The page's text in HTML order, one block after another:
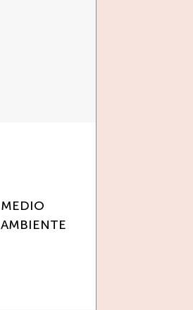
MEDIO
AMBIENTE